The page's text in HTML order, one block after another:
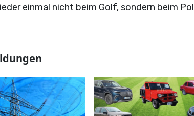
einmal nicht beim Golf, sondern beim